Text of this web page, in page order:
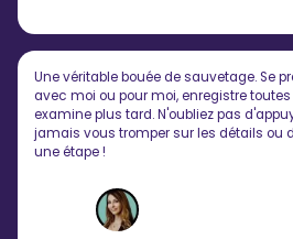
Une véritable bouée de sauvetage. Se
avec moi ou pour moi, enregistre
examine plus tard. N'oubliez pas
jamais vous tromper sur les détails ou
une étape !